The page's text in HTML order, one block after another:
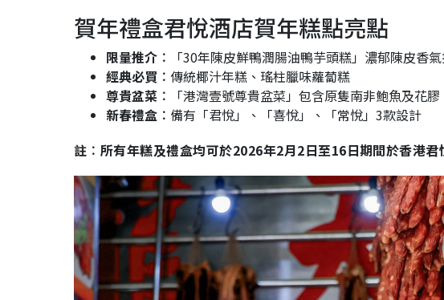
賀年禮盒君悅酒店賀年糕點亮點
限量推介︰
「30年陳皮鮮鴨潤腸油鴨芋頭糕」濃郁陳皮香
經典必買︰ 傳統椰汁年糕、瑤柱臘味蘿蔔糕
尊貴盆菜︰
「港灣壹號尊貴盆菜」包含原隻南非鮑魚及花
新春禮盒︰ 備有「君悅」、「喜悅」、「常悅」3款設計
註︰所有年糕及禮盒均可於2026年2月2日至16日期間於香港君